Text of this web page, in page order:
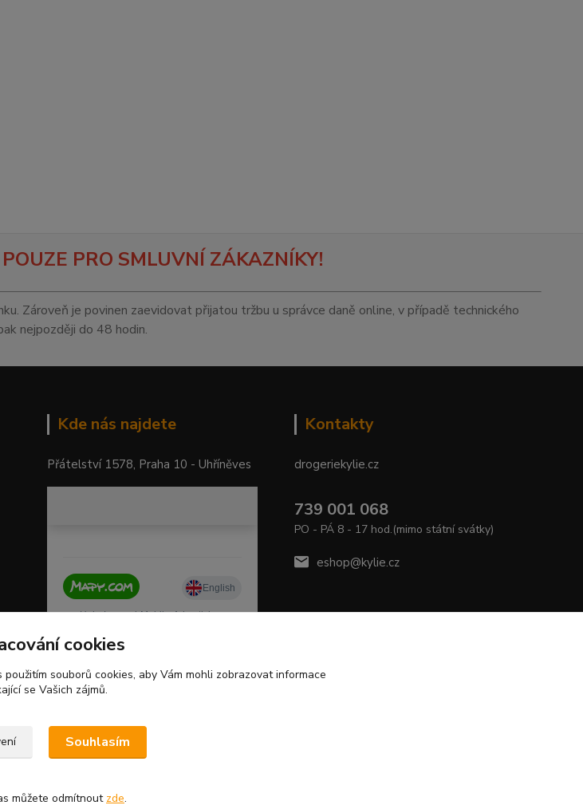
PRO SMLUVNÍ ZÁKAZNÍKY!
Zároveň je povinen zaevidovat přijatou tržbu u správce daně online, v případě technického
nejpozději do 48 hodin.
Kde nás najdete
Přátelství 1578, Praha 10 - Uhříněves
Kontakty
drogeriekylie.cz
739 001 068
PO - PÁ 8 - 17 hod.(mimo státní svátky)
eshop@kylie.cz
cookies
použitím souborů cookies, aby Vám mohli zobrazovat informace
se Vašich zájmů.
Souhlasím
můžete odmítnout zde.